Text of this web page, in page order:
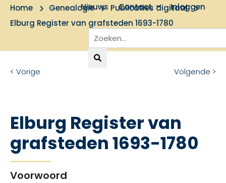
Nieuws Contact Inloggen
Home Genealogie
Publicaties digitaal
Elburg Register van grafsteden 1693-1780
< Vorige Volgende >
Elburg Register van
grafsteden 1693-1780
Voorwoord